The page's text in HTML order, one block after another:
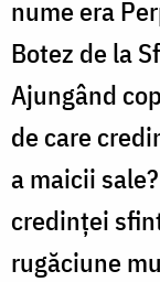
nume era
Botez de la
Ajungând
de care
a maicii
credinţei
rugăciune